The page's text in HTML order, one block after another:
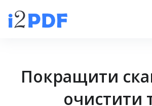
Покращити
очистити